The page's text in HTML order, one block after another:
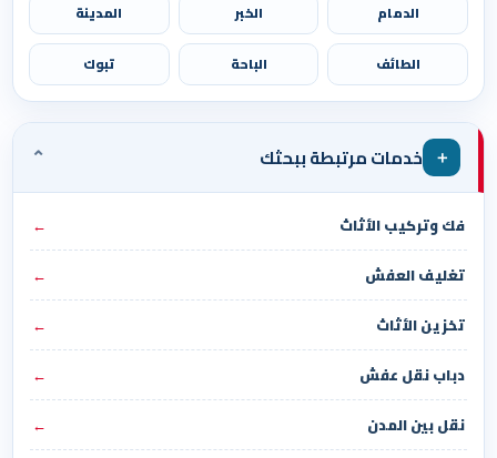
الدمام الخبر المدينة
الطائف الباحة تبوك
＋ خدمات مرتبطة ببحثك ⌄
فك وتركيب الأثاث
←
تغليف العفش
←
تخزين الأثاث
←
دباب نقل عفش
←
نقل بين المدن
←